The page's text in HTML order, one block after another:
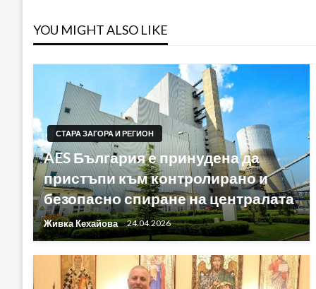
YOU MIGHT ALSO LIKE
СТАРА ЗАГОРА И РЕГИОН
AES България е принудена да
пристъпи към контролирано и
безопасно спиране на централата
Живка Кехайова 24.04.2026